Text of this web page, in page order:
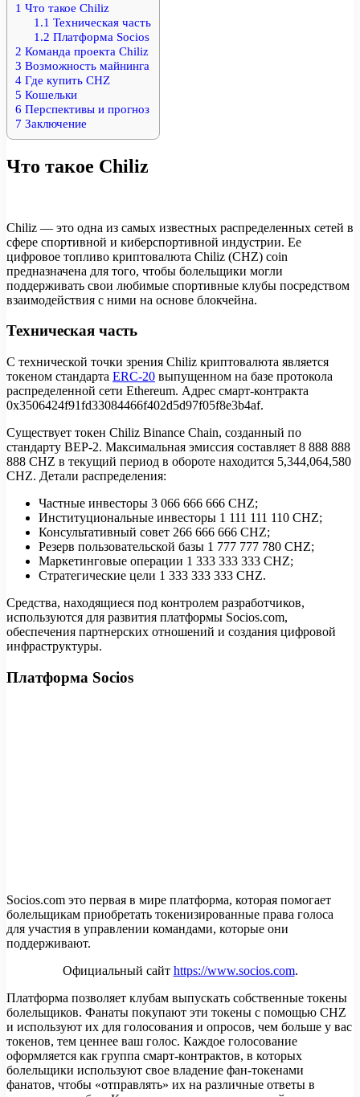
1 Что такое Chiliz
1.1 Техническая часть
1.2 Платформа Socios
2 Команда проекта Chiliz
3 Возможность майнинга
4 Где купить CHZ
5 Кошельки
6 Перспективы и прогноз
7 Заключение
Что такое Chiliz
Chiliz — это одна из самых известных распределенных сетей в
сфере спортивной и киберспортивной индустрии. Ее
цифровое топливо криптовалюта Chiliz (CHZ) coin
предназначена для того, чтобы болельщики могли
поддерживать свои любимые спортивные клубы посредством
взаимодействия с ними на основе блокчейна.
Техническая часть
С технической точки зрения Chiliz криптовалюта является
токеном стандарта ERC-20 выпущенном на базе протокола
распределенной сети Ethereum. Адрес смарт-контракта
0x3506424f91fd33084466f402d5d97f05f8e3b4af.
Существует токен Chiliz Binance Chain, созданный по
стандарту BEP-2. Максимальная эмиссия составляет 8 888 888
888 CHZ в текущий период в обороте находится 5,344,064,580
CHZ. Детали распределения:
Частные инвесторы 3 066 666 666 CHZ;
Институциональные инвесторы 1 111 111 110 CHZ;
Консультативный совет 266 666 666 CHZ;
Резерв пользовательской базы 1 777 777 780 CHZ;
Маркетинговые операции 1 333 333 333 CHZ;
Стратегические цели 1 333 333 333 CHZ.
Средства, находящиеся под контролем разработчиков,
используются для развития платформы Socios.com,
обеспечения партнерских отношений и создания цифровой
инфраструктуры.
Платформа Socios
Socios.com это первая в мире платформа, которая помогает
болельщикам приобретать токенизированные права голоса
для участия в управлении командами, которые они
поддерживают.
Официальный сайт https://www.socios.com.
Платформа позволяет клубам выпускать собственные токены
болельщиков. Фанаты покупают эти токены с помощью CHZ
и используют их для голосования и опросов, чем больше у вас
токенов, тем ценнее ваш голос. Каждое голосование
оформляется как группа смарт-контрактов, в которых
болельщики используют свое владение фан-токенами
фанатов, чтобы «отправлять» их на различные ответы в